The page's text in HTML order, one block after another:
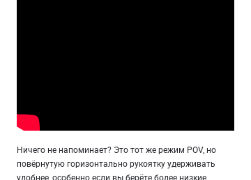
Ничего не напоминает? Это тот же режим POV, но
повёрнутую горизонтально рукоятку удерживать
удобнее, особенно если вы берёте более низкие